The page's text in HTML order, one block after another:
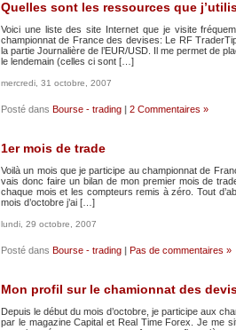
Quelles sont les ressources que
Voici une liste des site Internet que je visite
championnat de France des devises: Le RF
la partie Journalière de l’EUR/USD. Il me permet de
le lendemain (celles ci sont […]
mercredi, 31 octobre, 2007
Posté dans Bourse - trading | 2 Commentaires »
1er mois de trade
Voilà un mois que je participe au championnat de
vais donc faire un bilan de mon premier mois de
chaque mois et les compteurs remis à zéro. Tout
mois d’octobre j’ai […]
lundi, 29 octobre, 2007
Posté dans Bourse - trading | Pas de commentaires »
Mon profil sur le chamionnat des
Depuis le début du mois d’octobre, je participe aux
par le magazine Capital et Real Time Forex. Je me